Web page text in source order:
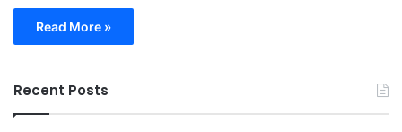
Read More »
Recent Posts